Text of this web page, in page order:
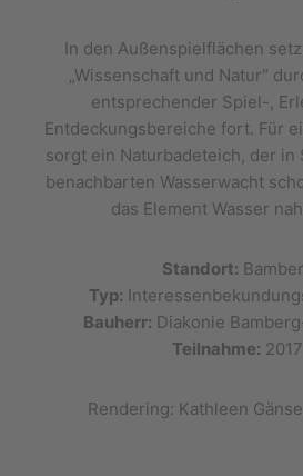
In den Außenspielflächen
„Wissenschaft und Natur“
entsprechender Spiel-,
Entdeckungsbereiche fort. Für
sorgt ein Naturbadeteich, der in
benachbarten Wasserwacht
das Element Wasser
Standort:
Typ:
Bauherr: Diakonie
Teilnahme: 2017
Rendering: Kathleen